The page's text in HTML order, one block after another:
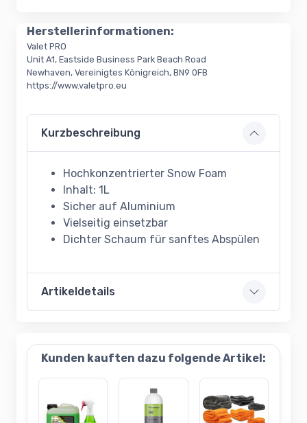
Herstellerinformationen:
Valet PRO
Unit A1, Eastside Business Park Beach Road
Newhaven, Vereinigtes Königreich, BN9 0FB
https://www.valetpro.eu
Kurzbeschreibung
Hochkonzentrierter Snow Foam
Inhalt: 1L
Sicher auf Aluminium
Vielseitig einsetzbar
Dichter Schaum für sanftes Abspülen
Artikeldetails
Kunden kauften dazu folgende Artikel: